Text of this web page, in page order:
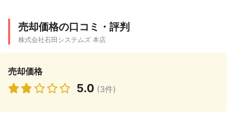
売却価格の口コミ・評判
株式会社石田システムズ 本店
売却価格
5.0 (3件)